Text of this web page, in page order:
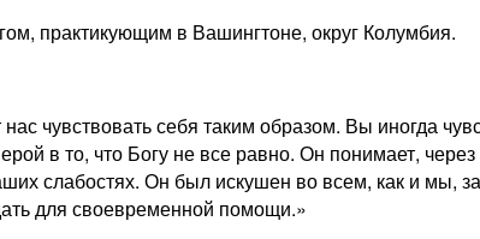
практикующим в Вашингтоне, округ Колумбия.
чувствовать себя таким образом. Вы иногда
в то, что Богу не все равно. Он понимает,
слабостях. Он был искушен во всем, как и мы,
для своевременной помощи.»